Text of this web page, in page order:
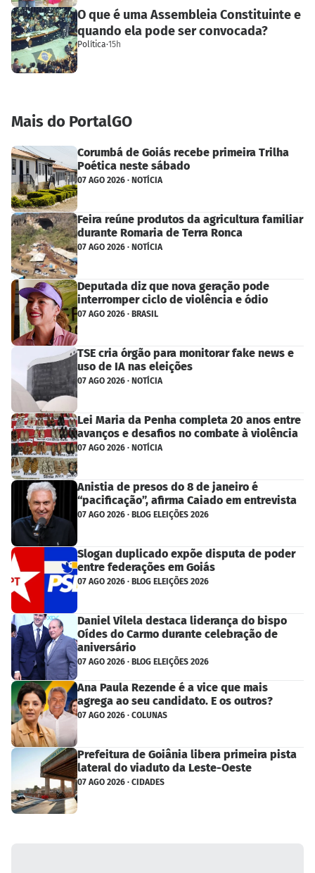
O que é uma Assembleia Constituinte e
quando ela pode ser convocada?
Política·15h
Mais do PortalGO
Corumbá de Goiás recebe primeira Trilha
Poética neste sábado
07 AGO 2026 · NOTÍCIA
Feira reúne produtos da agricultura familiar
durante Romaria de Terra Ronca
07 AGO 2026 · NOTÍCIA
Deputada diz que nova geração pode
interromper ciclo de violência e ódio
07 AGO 2026 · BRASIL
TSE cria órgão para monitorar fake news e
uso de IA nas eleições
07 AGO 2026 · NOTÍCIA
Lei Maria da Penha completa 20 anos entre
avanços e desafios no combate à violência
07 AGO 2026 · NOTÍCIA
Anistia de presos do 8 de janeiro é
“pacificação”, afirma Caiado em entrevista
07 AGO 2026 · BLOG ELEIÇÕES 2026
Slogan duplicado expõe disputa de poder
entre federações em Goiás
07 AGO 2026 · BLOG ELEIÇÕES 2026
Daniel Vilela destaca liderança do bispo
Oídes do Carmo durante celebração de
aniversário
07 AGO 2026 · BLOG ELEIÇÕES 2026
Ana Paula Rezende é a vice que mais
agrega ao seu candidato. E os outros?
07 AGO 2026 · COLUNAS
Prefeitura de Goiânia libera primeira pista
lateral do viaduto da Leste-Oeste
07 AGO 2026 · CIDADES